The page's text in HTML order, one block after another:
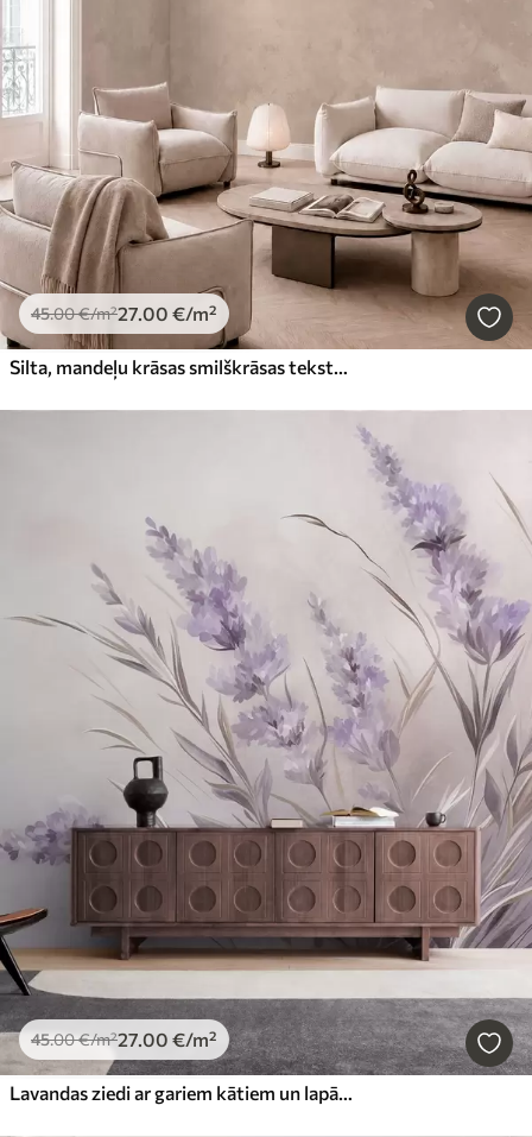
45.00€/m²27.00 €/m²
Silta, mandeļu krāsas smilškrāsas tekstūra ar maigiem, dabīgiem toņu pārejiem
45.00€/m²27.00 €/m²
Lavandas ziedi ar gariem kātiem un lapām, maiga, pasteļtoņu teksturēta mākslas darbs